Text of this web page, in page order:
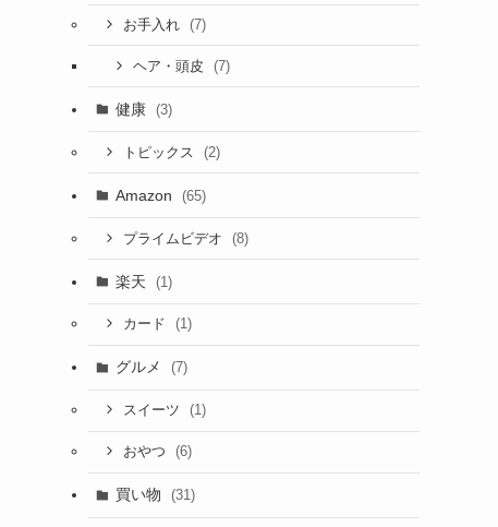
お手入れ (7)
ヘア・頭皮 (7)
健康 (3)
トピックス (2)
Amazon (65)
プライムビデオ (8)
楽天 (1)
カード (1)
グルメ (7)
スイーツ (1)
おやつ (6)
買い物 (31)